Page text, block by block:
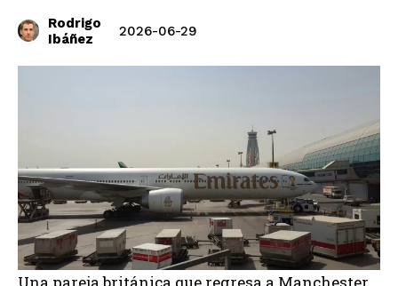
Rodrigo
Ibáñez
2026-06-29
Una pareja británica que regresa a Manchester